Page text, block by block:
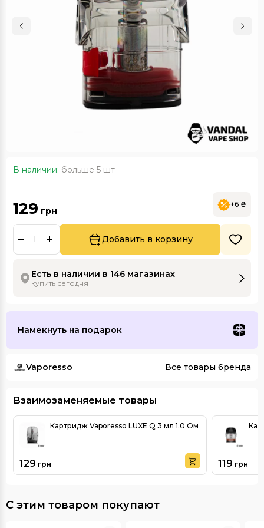
В наличии: больше 5 шт
129 грн
+6 ₴
Добавить в корзину
Есть в наличии в 146 магазинах
купить сегодня
Намекнуть на подарок
Vaporesso Все товары бренда
Взаимозаменяемые товары
Картридж Vaporesso LUXE Q 3 мл 1.0 Ом
129 грн 119 грн
С этим товаром покупают